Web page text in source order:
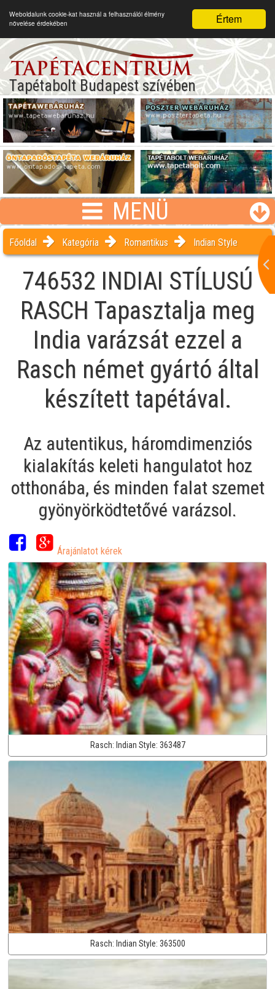
Értem
Weboldalunk cookie-kat használ a felhasználói élmény
növelése érdekében
Tapétabolt Budapest szívében
MENÜ
Főoldal Kategória Romantikus Indian Style
746532 INDIAI STÍLUSÚ
RASCH Tapasztalja meg
India varázsát ezzel a
Rasch német gyártó által
készített tapétával.
Az autentikus, háromdimenziós
kialakítás keleti hangulatot hoz
otthonába, és minden falat szemet
gyönyörködtetővé varázsol.
Árajánlatot kérek
Rasch: Indian Style: 363487
Rasch: Indian Style: 363500